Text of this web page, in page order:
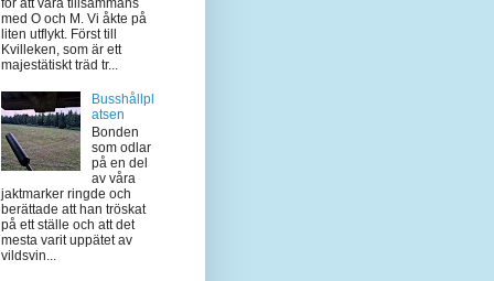
för att vara tillsammans
med O och M. Vi åkte på
liten utflykt. Först till
Kvilleken, som är ett
majestätiskt träd tr...
Busshållpl
atsen
Bonden
som odlar
på en del
av våra
jaktmarker ringde och
berättade att han tröskat
på ett ställe och att det
mesta varit uppätet av
vildsvin...